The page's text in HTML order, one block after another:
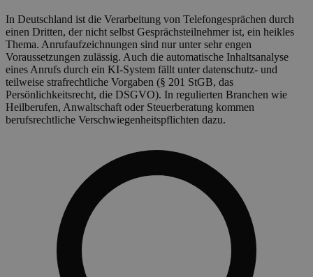
In Deutschland ist die Verarbeitung von Telefongesprächen durch
einen Dritten, der nicht selbst Gesprächsteilnehmer ist, ein heikles
Thema. Anrufaufzeichnungen sind nur unter sehr engen
Voraussetzungen zulässig. Auch die automatische Inhaltsanalyse
eines Anrufs durch ein KI-System fällt unter datenschutz- und
teilweise strafrechtliche Vorgaben (§ 201 StGB, das
Persönlichkeitsrecht, die DSGVO). In regulierten Branchen wie
Heilberufen, Anwaltschaft oder Steuerberatung kommen
berufsrechtliche Verschwiegenheitspflichten dazu.